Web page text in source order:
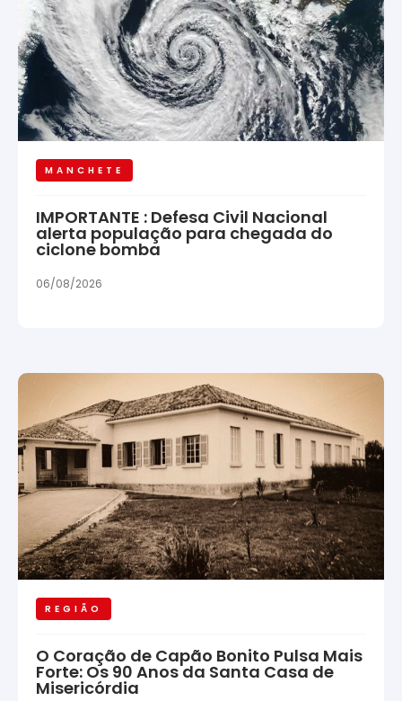
MANCHETE
IMPORTANTE : Defesa Civil Nacional
alerta população para chegada do
ciclone bomba
06/08/2026
REGIÃO
O Coração de Capão Bonito Pulsa Mais
Forte: Os 90 Anos da Santa Casa de
Misericórdia